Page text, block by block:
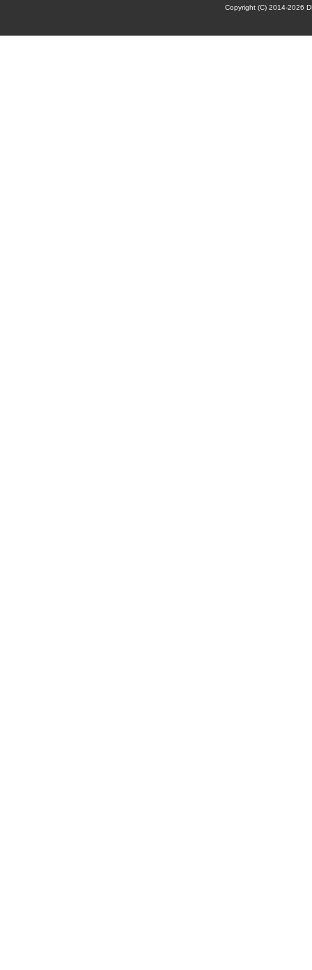
Copyright (C) 2014-2026